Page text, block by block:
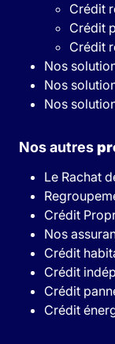
Crédit
Crédit
Crédit
Nos
Nos
Nos
Nos autres
Le Rachat
Crédit
Nos
Crédit
Crédit
Crédit
Crédit